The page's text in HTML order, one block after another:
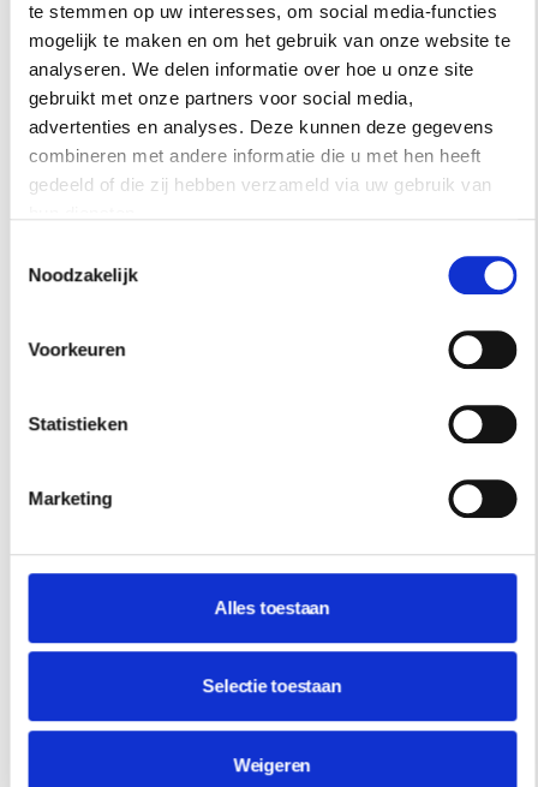
te stemmen op uw interesses, om social media-functies
mogelijk te maken en om het gebruik van onze website te
analyseren. We delen informatie over hoe u onze site
gebruikt met onze partners voor social media,
advertenties en analyses. Deze kunnen deze gegevens
combineren met andere informatie die u met hen heeft
gedeeld of die zij hebben verzameld via uw gebruik van
Noodzakelijk
Voorkeuren
Statistieken
Marketing
Alles toestaan
Selectie toestaan
Weigeren
PORTRET
IN EEN ‘IVOREN TOREN’, MAAR ZIJN
Meubelzaak Van Til werd al in 1904 opgericht door Jan
familieleden die het bedrijf runnen.